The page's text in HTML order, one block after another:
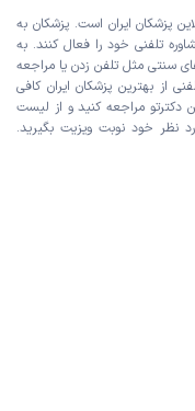
(
1404/07/23
)
عالی هستند.
پزشکان ایران است. پزشکان به
تلفنی خود را فعال کنند. به
سنتی مثل تلفن زدن یا مراجعه
از بهترین پزشکان ایران کافی
دکترتو مراجعه کنید و از لیست
نظر خود نوبت ویزیت بگیرید.